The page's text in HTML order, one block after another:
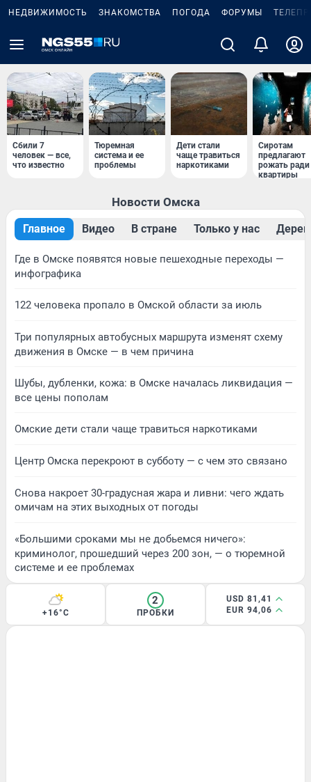
НЕДВИЖИМОСТЬ ЗНАКОМСТВА ПОГОДА ФОРУМЫ
Сбили 7
человек — все,
что известно
Тюремная
система и ее
проблемы
Дети стали
чаще травиться
наркотиками
Сиротам
предлагают
рожать ради
квартиры
Новости Омска
Главное Видео В стране Только у нас
Где в Омске появятся новые пешеходные переходы —
инфографика
122 человека пропало в Омской области за июль
Три популярных автобусных маршрута изменят схему
движения в Омске — в чем причина
Шубы, дубленки, кожа: в Омске началась ликвидация —
все цены пополам
Омские дети стали чаще травиться наркотиками
Центр Омска перекроют в субботу — с чем это связано
Снова накроет 30-градусная жара и ливни: чего ждать
омичам на этих выходных от погоды
«Большими сроками мы не добьемся ничего»:
криминолог, прошедший через 200 зон, — о тюремной
системе и ее проблемах
+16°C
2
ПРОБКИ
USD 81,41
EUR 94,06